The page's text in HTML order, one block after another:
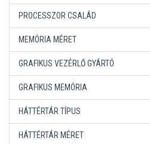
PROCESSZOR CSALÁD
MEMÓRIA MÉRET
GRAFIKUS VEZÉRLŐ GYÁRTÓ
GRAFIKUS MEMÓRIA
HÁTTÉRTÁR TÍPUS
HÁTTÉRTÁR MÉRET